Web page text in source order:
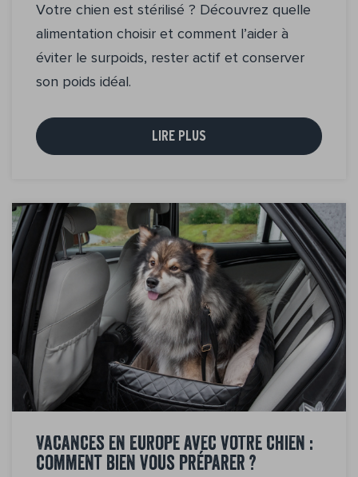
Votre chien est stérilisé ? Découvrez quelle
alimentation choisir et comment l’aider à
éviter le surpoids, rester actif et conserver
son poids idéal.
LIRE PLUS
Vacances en Europe avec votre chien :
comment bien vous préparer ?